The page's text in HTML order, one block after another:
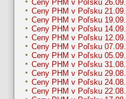
Ceny PHM v Poľsku 26.09.
Ceny PHM v Poľsku 21.09.
Ceny PHM v Poľsku 19.09.
Ceny PHM v Poľsku 14.09.
Ceny PHM v Poľsku 12.09.
Ceny PHM v Poľsku 07.09.
Ceny PHM v Poľsku 05.09.
Ceny PHM v Poľsku 31.08.
Ceny PHM v Poľsku 29.08.
Ceny PHM v Poľsku 24.08.
Ceny PHM v Poľsku 22.08.